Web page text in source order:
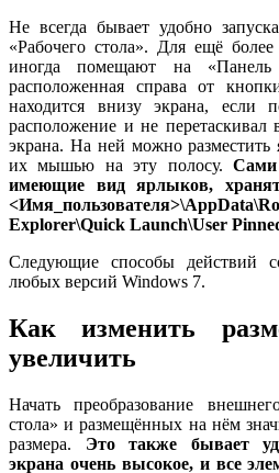
Не всегда бывает удобно
«Рабочего стола». Для ещё
иногда помещают на
расположенная справа от
находится внизу экрана, если
расположение и не
экрана. На ней можно разместить
их мышью на эту полосу.
имеющие вид ярлыков,
Explorer\Quick Launch\User
Следующие способы действий
любых версий Windows 7.
Как изменить
увеличить
Начать преобразование
стола» и размещённых на нём
размера. Это также бывает
экрана очень высокое, и все